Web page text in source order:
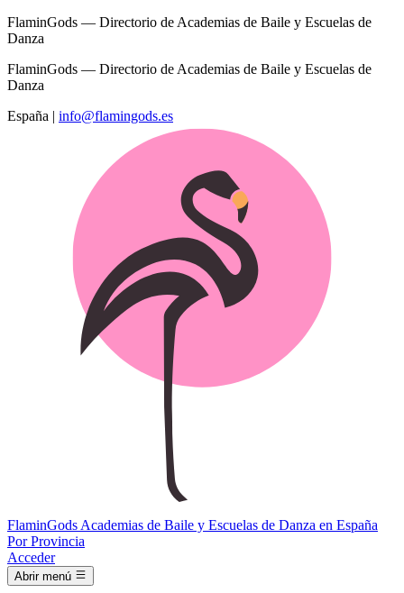
FlaminGods — Directorio de Academias de Baile y Escuelas de
Danza
FlaminGods — Directorio de Academias de Baile y Escuelas de
Danza
España | info@flamingods.es
FlaminGods Academias de Baile y Escuelas de Danza en España
Por Provincia
Acceder
Abrir menú